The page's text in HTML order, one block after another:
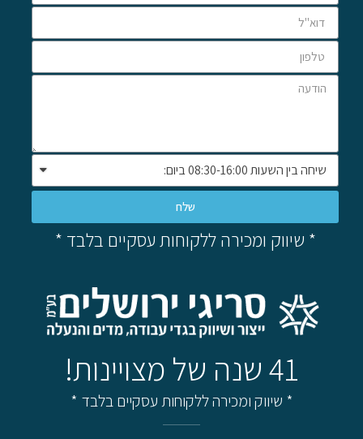
שלח
* שיווק ומכירה ללקוחות עסקיים בלבד *
41 שנה של מצויינות!
* שיווק ומכירה ללקוחות עסקיים בלבד *